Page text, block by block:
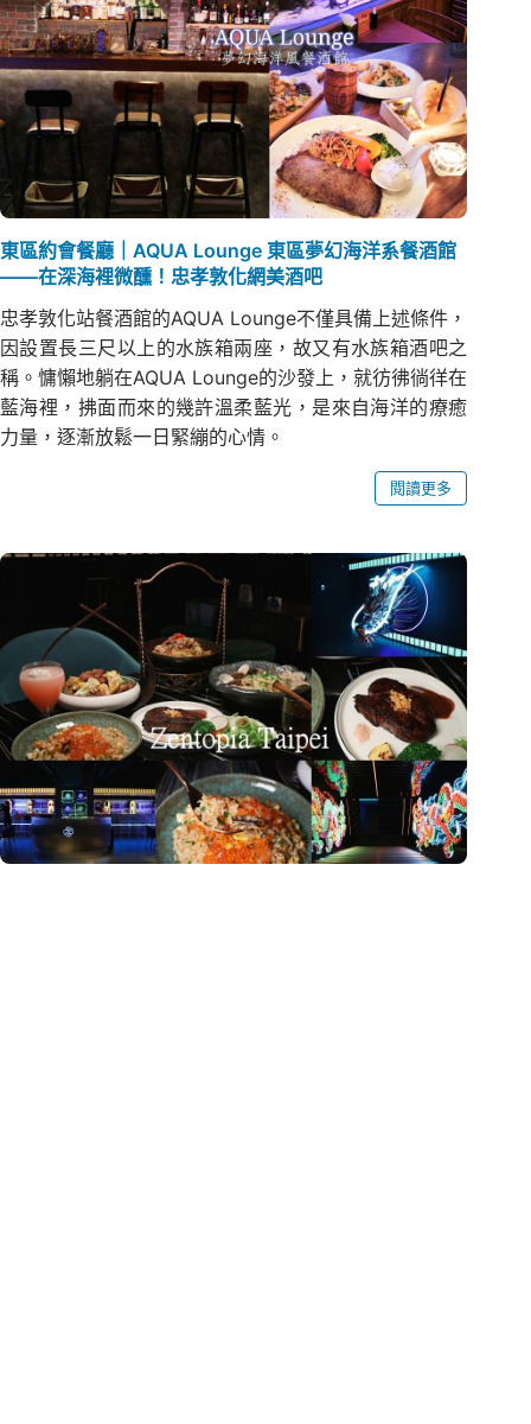
東區約會餐廳｜AQUA Lounge 東區夢幻海洋系餐酒館
——在深海裡微醺！忠孝敦化網美酒吧
忠孝敦化站餐酒館的AQUA Lounge不僅具備上述條件，
因設置長三尺以上的水族箱兩座，故又有水族箱酒吧之
稱。慵懶地躺在AQUA Lounge的沙發上，就彷彿徜徉在
藍海裡，拂面而來的幾許溫柔藍光，是來自海洋的療癒
力量，逐漸放鬆一日緊繃的心情。
閱讀更多